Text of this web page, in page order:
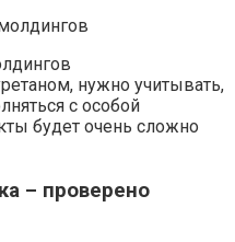
нужно учитывать,
с особой
будет очень сложно
– проверено